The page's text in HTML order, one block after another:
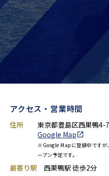
アクセス・営業時間
住所
東京都豊島区西巣鴨4-
Google Map
※Google Mapに登録中ですが
ープン予定です。
最寄り駅
西巣鴨駅 徒歩2分